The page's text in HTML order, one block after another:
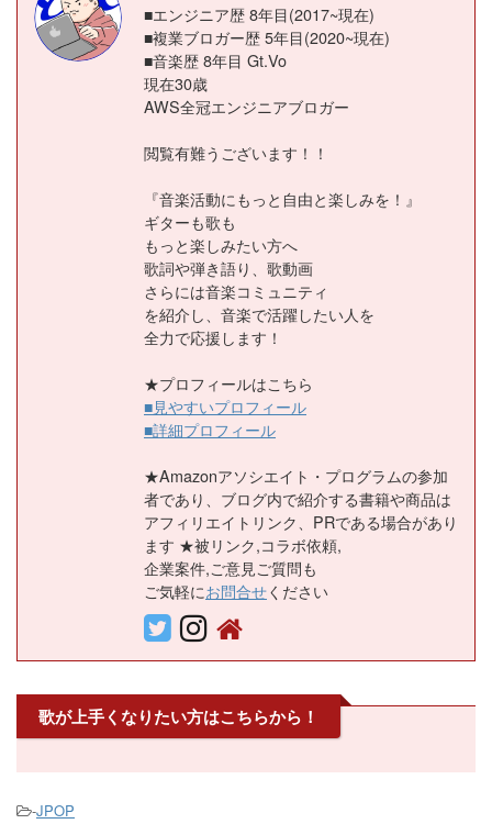
■エンジニア歴 8年目(2017~現在)
■複業ブロガー歴 5年目(2020~現在)
■音楽歴 8年目 Gt.Vo
現在30歳
AWS全冠エンジニアブロガー
閲覧有難うございます！！
『音楽活動にもっと自由と楽しみを！』
ギターも歌も
もっと楽しみたい方へ
歌詞や弾き語り、歌動画
さらには音楽コミュニティ
を紹介し、音楽で活躍したい人を
全力で応援します！
★プロフィールはこちら
■見やすいプロフィール
■詳細プロフィール
★Amazonアソシエイト・プログラムの参加
者であり、ブログ内で紹介する書籍や商品は
アフィリエイトリンク、PRである場合があり
ます ★被リンク,コラボ依頼,
企業案件,ご意見ご質問も
ご気軽にお問合せください
歌が上手くなりたい方はこちらから！
-JPOP